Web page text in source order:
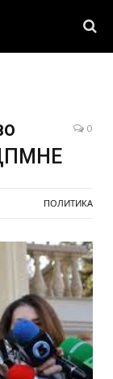
0
ПОЛИТИКА